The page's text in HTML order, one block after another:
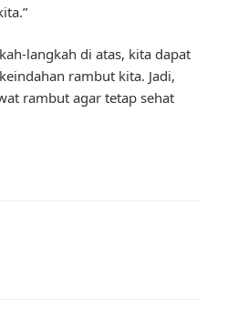
langkah di atas, kita dapat
rambut kita. Jadi,
rambut agar tetap sehat